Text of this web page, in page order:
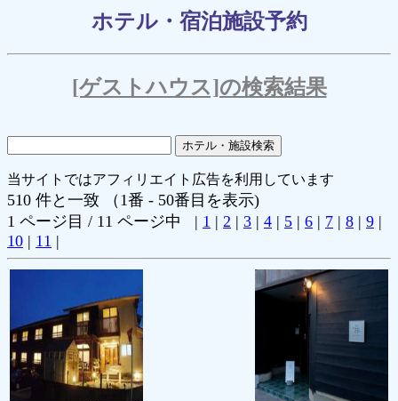
ホテル・宿泊施設予約
[ゲストハウス]の検索結果
当サイトではアフィリエイト広告を利用しています
510 件と一致 （1番 - 50番目を表示)
1 ページ目 / 11 ページ中 | 1 | 2 | 3 | 4 | 5 | 6 | 7 | 8 | 9 |
10 | 11 |